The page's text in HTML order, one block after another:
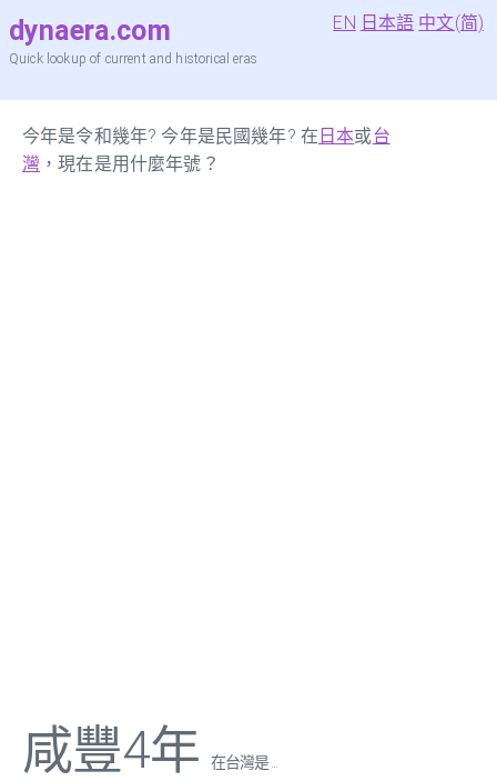
dynaera.com
Quick lookup of current and historical eras
EN 日本語 中文(简)
今年是令和幾年? 今年是民國幾年? 在 日本或台
灣 ，現在是用什麼年號？
咸豐4年 在台灣是 ...